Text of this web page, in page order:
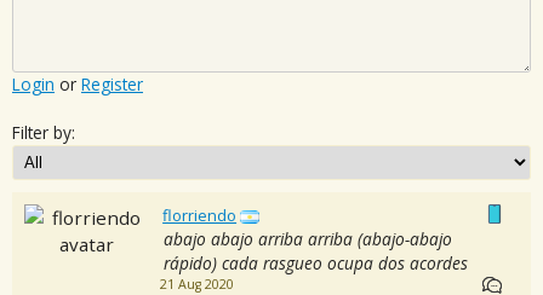
Login or Register
Filter by:
florriendo
abajo abajo arriba arriba (abajo-abajo
rápido) cada rasgueo ocupa dos acordes
21 Aug 2020